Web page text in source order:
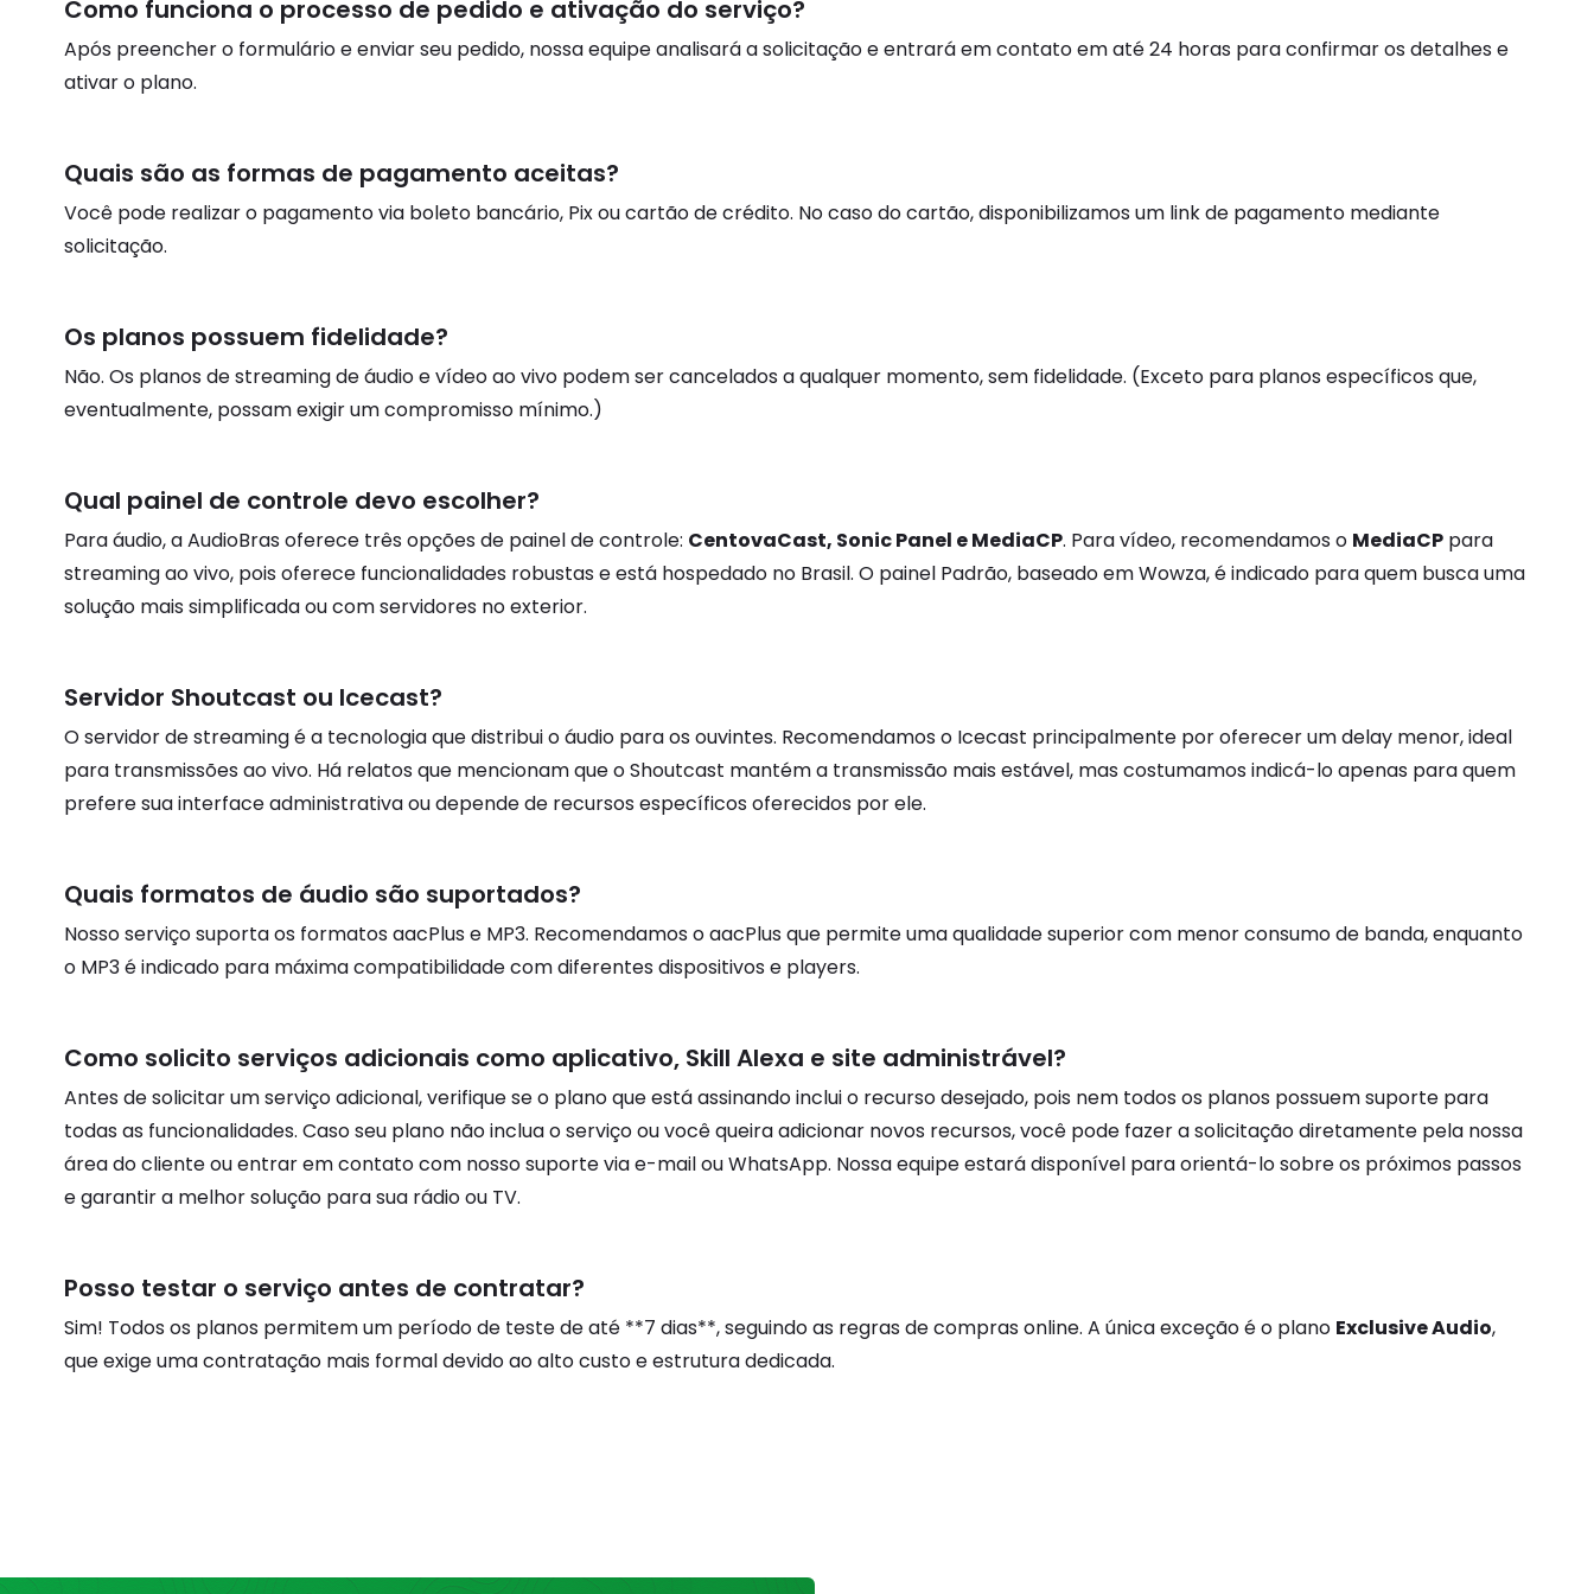
Como funciona o processo de pedido e ativação do serviço?
Após preencher o formulário e enviar seu pedido, nossa equipe analisará a solicitação e entrará em contato em até 24 horas para confirmar os detalhes e
ativar o plano.
Quais são as formas de pagamento aceitas?
Você pode realizar o pagamento via boleto bancário, Pix ou cartão de crédito. No caso do cartão, disponibilizamos um link de pagamento mediante
solicitação.
Os planos possuem fidelidade?
Não. Os planos de streaming de áudio e vídeo ao vivo podem ser cancelados a qualquer momento, sem fidelidade. (Exceto para planos específicos que,
eventualmente, possam exigir um compromisso mínimo.)
Qual painel de controle devo escolher?
Para áudio, a AudioBras oferece três opções de painel de controle: CentovaCast, Sonic Panel e MediaCP. Para vídeo, recomendamos o MediaCP para
streaming ao vivo, pois oferece funcionalidades robustas e está hospedado no Brasil. O painel Padrão, baseado em Wowza, é indicado para quem busca uma
solução mais simplificada ou com servidores no exterior.
Servidor Shoutcast ou Icecast?
O servidor de streaming é a tecnologia que distribui o áudio para os ouvintes. Recomendamos o Icecast principalmente por oferecer um delay menor, ideal
para transmissões ao vivo. Há relatos que mencionam que o Shoutcast mantém a transmissão mais estável, mas costumamos indicá-lo apenas para quem
prefere sua interface administrativa ou depende de recursos específicos oferecidos por ele.
Quais formatos de áudio são suportados?
Nosso serviço suporta os formatos aacPlus e MP3. Recomendamos o aacPlus que permite uma qualidade superior com menor consumo de banda, enquanto
o MP3 é indicado para máxima compatibilidade com diferentes dispositivos e players.
Como solicito serviços adicionais como aplicativo, Skill Alexa e site administrável?
Antes de solicitar um serviço adicional, verifique se o plano que está assinando inclui o recurso desejado, pois nem todos os planos possuem suporte para
todas as funcionalidades. Caso seu plano não inclua o serviço ou você queira adicionar novos recursos, você pode fazer a solicitação diretamente pela nossa
área do cliente ou entrar em contato com nosso suporte via e-mail ou WhatsApp. Nossa equipe estará disponível para orientá-lo sobre os próximos passos
e garantir a melhor solução para sua rádio ou TV.
Posso testar o serviço antes de contratar?
Sim! Todos os planos permitem um período de teste de até **7 dias**, seguindo as regras de compras online. A única exceção é o plano Exclusive Audio,
que exige uma contratação mais formal devido ao alto custo e estrutura dedicada.